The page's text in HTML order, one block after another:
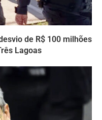
de R$ 100 milhões
Lagoas